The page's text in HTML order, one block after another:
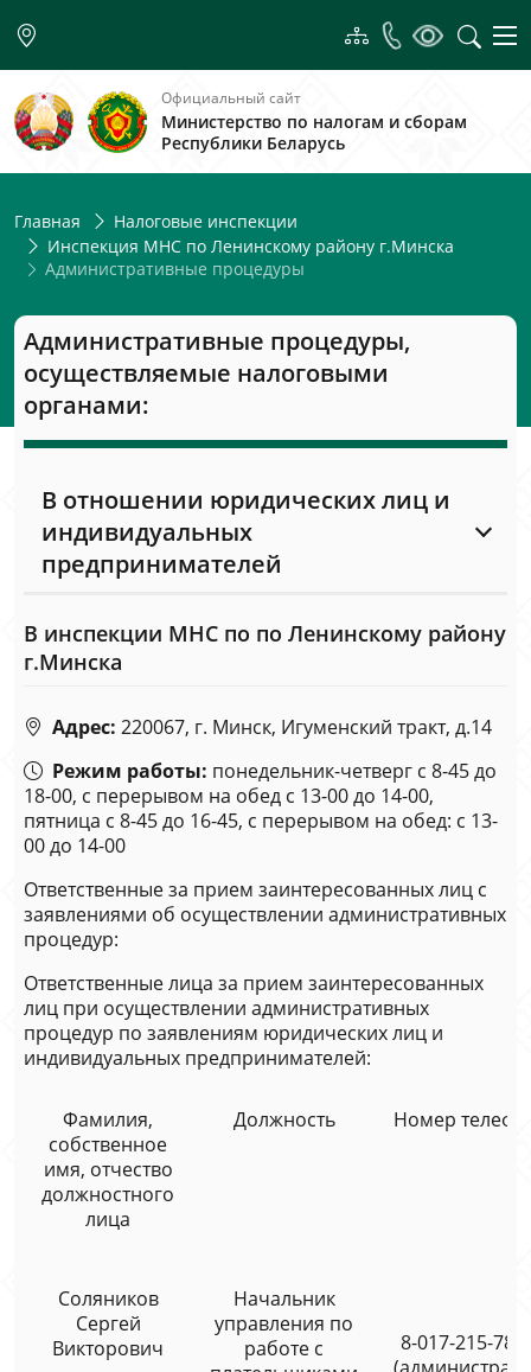
Официальный сайт
Министерство по налогам и сборам
Республики Беларусь
Главная
Налоговые инспекции
Инспекция МНС по Ленинскому району г.Минска
Административные процедуры
Административные процедуры,
осуществляемые налоговыми
органами:
В отношении юридических лиц и
индивидуальных
предпринимателей
В инспекции МНС по по Ленинскому району
г.Минска
Адрес: 220067, г. Минск, Игуменский тракт, д.14
Режим работы: понедельник-четверг с 8-45 до
18-00, с перерывом на обед с 13-00 до 14-00,
пятница с 8-45 до 16-45, с перерывом на обед: с 13-
00 до 14-00
Ответственные за прием заинтересованных лиц с
заявлениями об осуществлении административных
процедур:
Ответственные лица за прием заинтересованных
лиц при осуществлении административных
процедур по заявлениям юридических лиц и
индивидуальных предпринимателей:
Фамилия,
собственное
имя, отчество
должностного
лица
Должность Номер
Соляников
Сергей
Викторович
Начальник
управления по
работе с
8-017-215-78-